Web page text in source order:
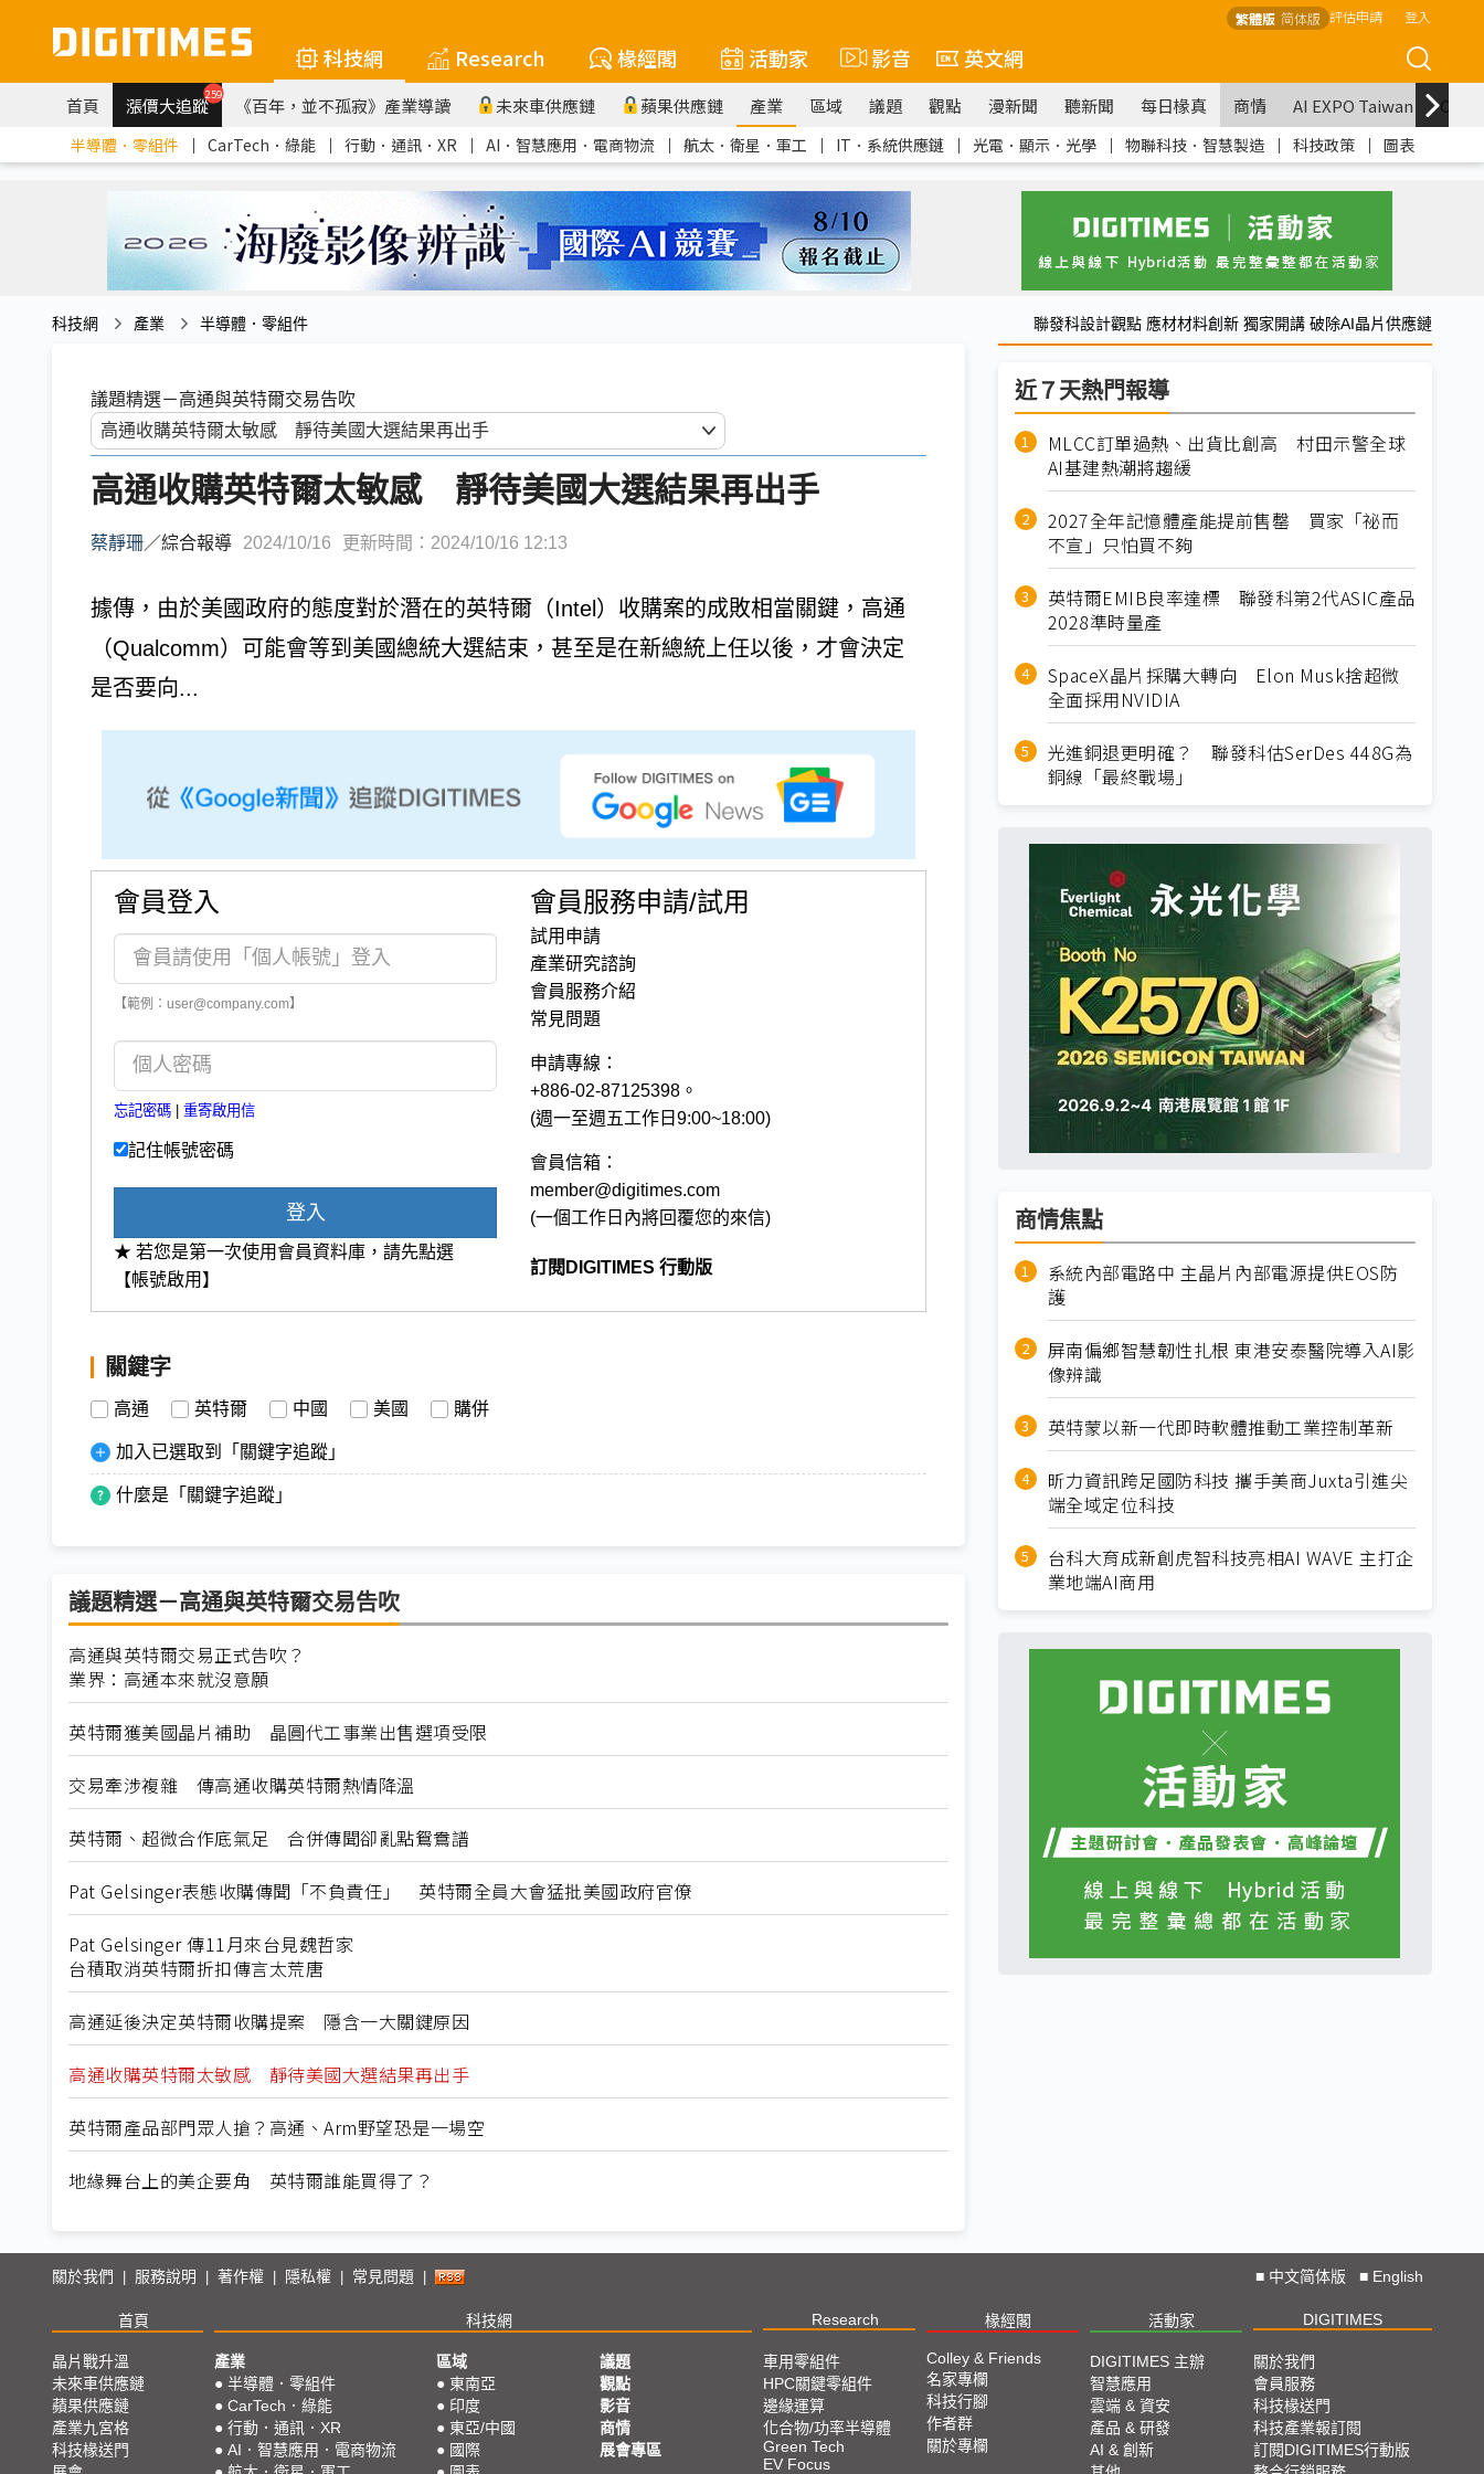
繁體版 简体版 評估申請 登入
科技網 Research 椽經閣 活動家 影音 英文網
首頁 漲價大追蹤259 《百年，並不孤寂》產業導讀 未來車供應鏈 蘋果供應鏈 產業 區域 議題 觀點 漫新聞 聽新聞 每日椽真 商情 AI EXPO Taiwan
半導體．零組件 ｜ CarTech．綠能 ｜ 行動．通訊．XR ｜ AI．智慧應用．電商物流 ｜ 航太．衛星．軍工 ｜ IT．系統供應鏈 ｜ 光電．顯示．光學 ｜ 物聯科技．智慧製造 ｜ 科技政策 ｜ 圖表
科技網 產業 半導體．零組件 聯發科設計觀點 應材材料創新 獨家開講 破除AI晶片供應鏈
議題精選－高通與英特爾交易告吹
高通收購英特爾太敏感 靜待美國大選結果再出手
蔡靜珊／綜合報導 2024/10/16 更新時間：2024/10/16 12:13
據傳，由於美國政府的態度對於潛在的英特爾（Intel）收購案的成敗相當關鍵，高通
（Qualcomm）可能會等到美國總統大選結束，甚至是在新總統上任以後，才會決定
是否要向...
會員登入
【範例：user@company.com】
忘記密碼 重寄啟用信
記住帳號密碼
登入
★ 若您是第一次使用會員資料庫，請先點選
【帳號啟用】
會員服務申請/試用
試用申請
產業研究諮詢
會員服務介紹
常見問題
申請專線：
+886-02-87125398。
(週一至週五工作日9:00~18:00)
會員信箱：
member@digitimes.com
(一個工作日內將回覆您的來信)
訂閱DIGITIMES 行動版
關鍵字
高通 英特爾 中國 美國 購併
加入已選取到「關鍵字追蹤」
什麼是「關鍵字追蹤」
議題精選－高通與英特爾交易告吹
高通與英特爾交易正式告吹？
業界：高通本來就沒意願
英特爾獲美國晶片補助 晶圓代工事業出售選項受限
交易牽涉複雜 傳高通收購英特爾熱情降溫
英特爾、超微合作底氣足 合併傳聞卻亂點鴛鴦譜
Pat Gelsinger表態收購傳聞「不負責任」 英特爾全員大會猛批美國政府官僚
Pat Gelsinger 傳11月來台見魏哲家
台積取消英特爾折扣傳言太荒唐
高通延後決定英特爾收購提案 隱含一大關鍵原因
高通收購英特爾太敏感 靜待美國大選結果再出手
英特爾產品部門眾人搶？高通、Arm野望恐是一場空
地緣舞台上的美企要角 英特爾誰能買得了？
近７天熱門報導
MLCC訂單過熱、出貨比創高 村田示警全球
AI基建熱潮將趨緩
2027全年記憶體產能提前售罄 買家「祕而
不宣」只怕買不夠
英特爾EMIB良率達標 聯發科第2代ASIC產品
2028準時量產
SpaceX晶片採購大轉向 Elon Musk捨超微
全面採用NVIDIA
光進銅退更明確？ 聯發科估SerDes 448G為
銅線「最終戰場」
商情焦點
系統內部電路中 主晶片內部電源提供EOS防
護
屏南偏鄉智慧韌性扎根 東港安泰醫院導入AI影
像辨識
英特蒙以新一代即時軟體推動工業控制革新
昕力資訊跨足國防科技 攜手美商Juxta引進尖
端全域定位科技
台科大育成新創虎智科技亮相AI WAVE 主打企
業地端AI商用
關於我們 服務說明 著作權 隱私權 常見問題 ■ 中文简体版 ■ English
首頁 科技網 Research 椽經閣 活動家 DIGITIMES
晶片戰升溫
未來車供應鏈
蘋果供應鏈
產業九宮格
科技椽送門
產業
● 半導體．零組件
● CarTech．綠能
● 行動．通訊．XR
● AI．智慧應用．電商物流
區域
● 東南亞
● 印度
● 東亞/中國
● 國際
議題
觀點
影音
商情
展會專區
車用零組件
HPC關鍵零組件
邊緣運算
化合物/功率半導體
Green Tech
EV Focus
Colley & Friends
名家專欄
科技行腳
作者群
關於專欄
DIGITIMES 主辦
智慧應用
雲端 & 資安
產品 & 研發
AI & 創新
關於我們
會員服務
科技椽送門
科技產業報訂閱
訂閱DIGITIMES行動版